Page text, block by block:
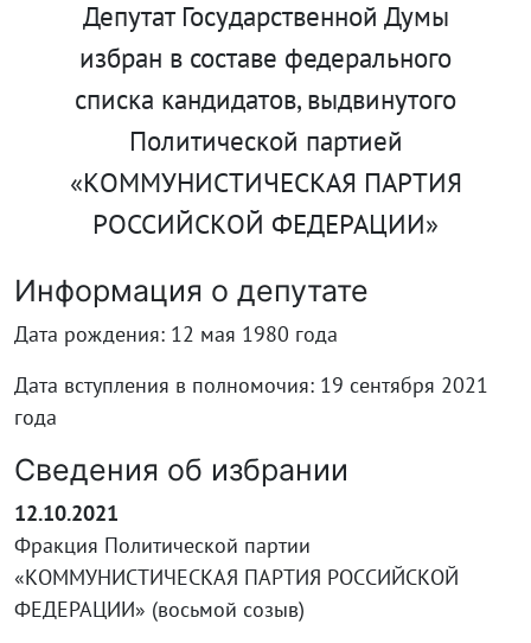
Депутат Государственной Думы
избран в составе федерального
списка кандидатов, выдвинутого
Политической партией
«КОММУНИСТИЧЕСКАЯ ПАРТИЯ
РОССИЙСКОЙ ФЕДЕРАЦИИ»
Информация о депутате
Дата рождения: 12 мая 1980 года
Дата вступления в полномочия: 19 сентября 2021
года
Сведения об избрании
12.10.2021
Фракция Политической партии
«КОММУНИСТИЧЕСКАЯ ПАРТИЯ РОССИЙСКОЙ
ФЕДЕРАЦИИ» (восьмой созыв)